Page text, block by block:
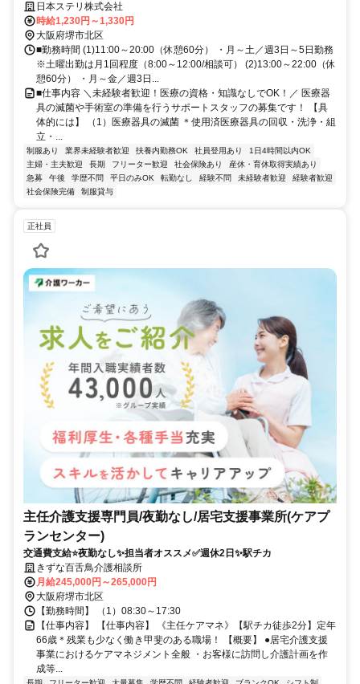
業務で医療現場をサポート！
日本ステリ株式会社
時給1,230円～1,330円
大阪府堺市北区
■勤務時間 (1)11:00～20:00（休憩60分） ・月～土／週3日～5日勤務
※土曜出勤は月1回程度（8:00～12:00/相談可） (2)13:00～22:00（休
憩60分） ・月～金／週3日...
■仕事内容 ＼未経験者歓迎！医療の資格・知識なしでOK！／ 医療器
具の滅菌や手術室の準備を行うサポートスタッフの募集です！ 【具
体的には】 （1）医療器具の滅菌 ＊使用済医療器具の回収・洗浄・組
立・...
制服あり 業界未経験者歓迎 扶養内勤務OK 社員登用あり
1日4時間以内OK
主婦・主夫歓迎
長期 フリーター歓迎 社会保険あり
産休・育休取得実績あり
急募
午後 学歴不問 平日のみOK 転勤なし 経験不問 未経験者歓迎
経験者歓迎
社会保険完備
制服貸与
正社員
主任介護支援専門員/夜勤なし/居宅支援事業所(ケアプ
ランセンター)
交通費支給⭐️夜勤なし✨担当者オススメ✅️週休2日✨駅チカ
きずな百舌鳥介護相談所
月給245,000円～265,000円
大阪府堺市北区
【勤務時間】 （1）08:30～17:30
【仕事内容】 【仕事内容】 《主任ケアマネ》【駅チカ徒歩2分】定年
66歳＊残業も少なく働き甲斐のある職場！ 【概要】 ●居宅介護支援
事業におけるケアマネジメント全般 ・お客様に訪問し介護計画を作
成等...